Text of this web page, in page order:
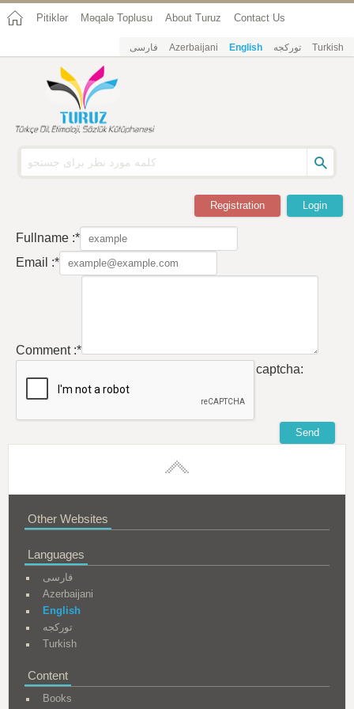
Pitiklər Məqalə Toplusu About Turuz Contact Us
فارسی Azerbaijani English تورکجه Turkish
Login
Registration
Fullname :*
Email :*
Comment :*
captcha:
Other Websites
Languages
فارسی
Azerbaijani
English
تورکجه
Turkish
Content
Books